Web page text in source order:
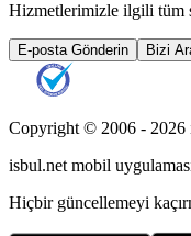
Hizmetlerimizle ilgili tüm
E-posta Gönderin Bizi
Copyright © 2006 - 2026
isbul.net mobil
Hiçbir güncellemeyi